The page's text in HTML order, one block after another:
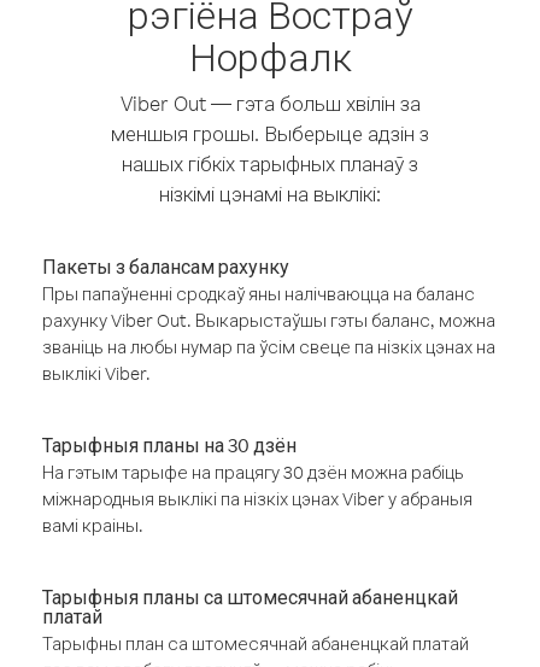
рэгіёна Востраў
Норфалк
Viber Out — гэта больш хвілін за
меншыя грошы. Выберыце адзін з
нашых гібкіх тарыфных планаў з
нізкімі цэнамі на выклікі:
Пакеты з балансам рахунку
Пры папаўненні сродкаў яны налічваюцца на баланс
рахунку Viber Out. Выкарыстаўшы гэты баланс, можна
званіць на любы нумар па ўсім свеце па нізкіх цэнах на
выклікі Viber.
Тарыфныя планы на 30 дзён
На гэтым тарыфе на працягу 30 дзён можна рабіць
міжнародныя выклікі па нізкіх цэнах Viber у абраныя
вамі краіны.
Тарыфныя планы са штомесячнай абаненцкай
платай
Тарыфны план са штомесячнай абаненцкай платай